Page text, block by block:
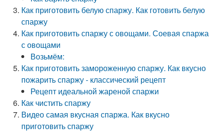
Как приготовить белую спаржу. Как готовить белую
спаржу
Как приготовить спаржу с овощами. Соевая спаржа
с овощами
Возьмём:
Как приготовить замороженную спаржу. Как вкусно
пожарить спаржу - классический рецепт
Рецепт идеальной жареной спаржи
Как чистить спаржу
Видео самая вкусная спаржа. Как вкусно
приготовить спаржу